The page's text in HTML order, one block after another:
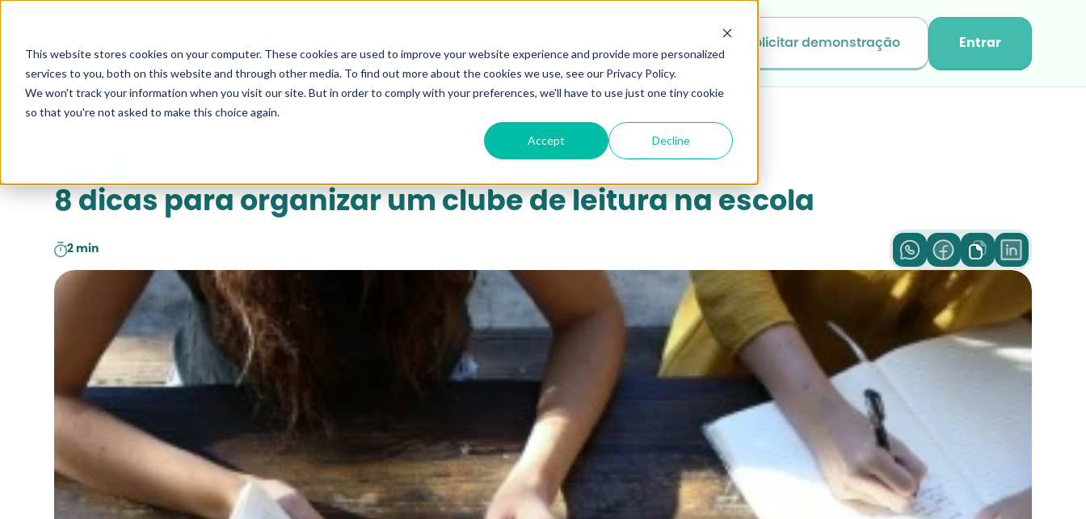
This website stores cookies on your computer. These cookies are used to improve your website experience and provide more personalized
services to you, both on this website and through other media. To find out more about the cookies we use, see our Privacy Policy.
We won't track your information when you visit our site. But in order to comply with your preferences, we'll have to use just one tiny cookie
so that you're not asked to make this choice again.
Accept Decline
Solicitar demonstração Entrar
8 dicas para organizar um clube de leitura na escola
2 min